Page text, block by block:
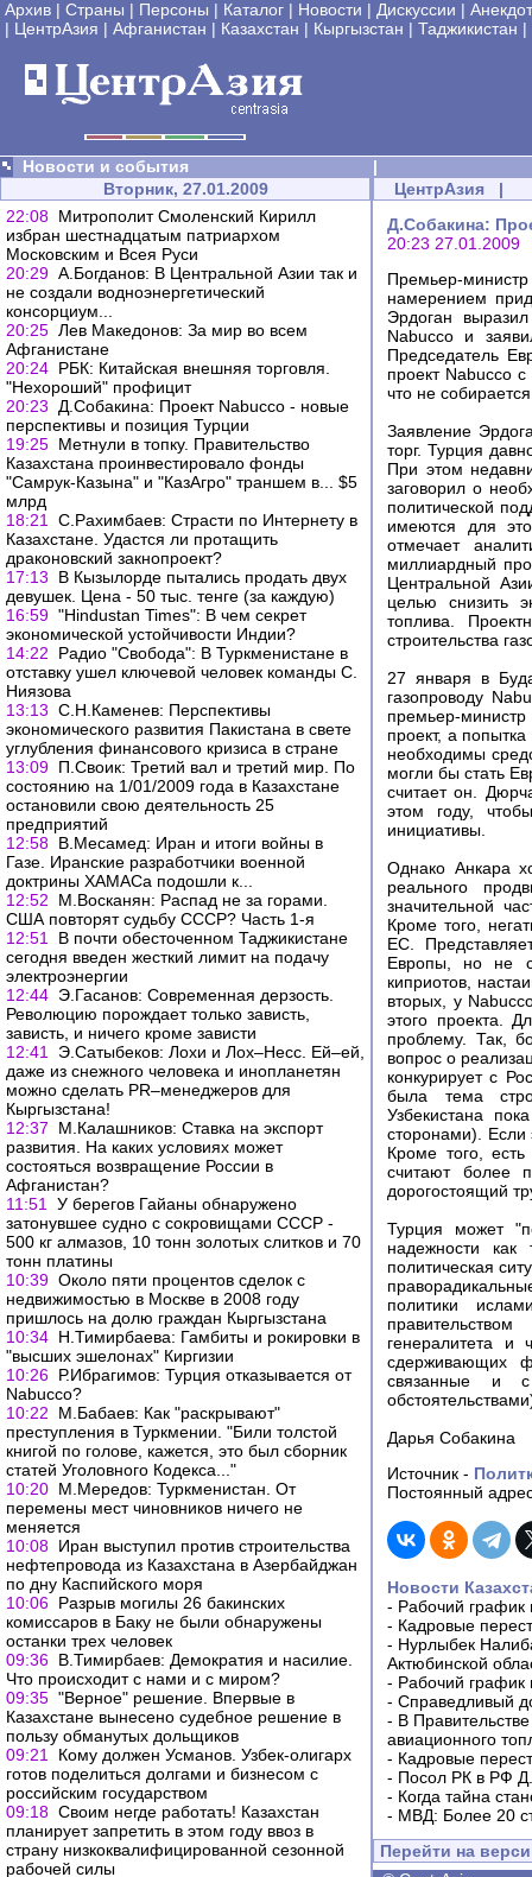
Архив | Страны | Персоны | Каталог | Новости | Дискуссии |
| ЦентрАзия | Афганистан | Казахстан | Кыргызстан | Таджикистан |
Новости и события
|
Вторник, 27.01.2009
22:08 Митрополит Смоленский Кирилл
избран шестнадцатым патриархом
Московским и Всея Руси
20:29 А.Богданов: В Центральной Азии так и
не создали водноэнергетический
консорциум...
20:25 Лев Македонов: За мир во всем
Афганистане
20:24 РБК: Китайская внешняя торговля.
"Нехороший" профицит
20:23
Д.Собакина: Проект Nabucco - новые
перспективы и позиция Турции
19:25 Метнули в топку. Правительство
Казахстана проинвестировало фонды
"Самрук-Казына" и "КазАгро" траншем в... $5
млрд
18:21
С.Рахимбаев: Страсти по Интернету в
Казахстане. Удастся ли протащить
драконовский закнопроект?
17:13
В Кызылорде пытались продать двух
девушек. Цена - 50 тыс. тенге (за каждую)
16:59 "Hindustan Times": В чем секрет
экономической устойчивости Индии?
14:22
Радио "Свобода": В Туркменистане в
отставку ушел ключевой человек команды С.
Ниязова
13:13 С.Н.Каменев: Перспективы
экономического развития Пакистана в свете
углубления финансового кризиса в стране
13:09 П.Своик: Третий вал и третий мир. По
состоянию на 1/01/2009 года в Казахстане
остановили свою деятельность 25
предприятий
12:58 В.Месамед: Иран и итоги войны в
Газе. Иранские разработчики военной
доктрины ХАМАСа подошли к...
12:52
М.Восканян: Распад не за горами.
США повторят судьбу СССР? Часть 1-я
12:51
В почти обесточенном Таджикистане
сегодня введен жесткий лимит на подачу
электроэнергии
12:44 Э.Гасанов: Современная дерзость.
Революцию порождает только зависть,
зависть, и ничего кроме зависти
12:41
Э.Сатыбеков: Лохи и Лох–Несс. Ей–ей,
даже из снежного человека и инопланетян
можно сделать PR–менеджеров для
Кыргызстана!
12:37
М.Калашников: Ставка на экспорт
развития. На каких условиях может
состояться возвращение России в
Афганистан?
11:51
У берегов Гайаны обнаружено
затонувшее судно с сокровищами СССР -
500 кг алмазов, 10 тонн золотых слитков и 70
тонн платины
10:39 Около пяти процентов сделок с
недвижимостью в Москве в 2008 году
пришлось на долю граждан Кыргызстана
10:34 Н.Тимирбаева: Гамбиты и рокировки в
"высших эшелонах" Киргизии
10:26 Р.Ибрагимов: Турция отказывается от
Nabucco?
10:22
М.Бабаев: Как "раскрывают"
преступления в Туркмении. "Били толстой
книгой по голове, кажется, это был сборник
статей Уголовного Кодекса..."
10:20 М.Мередов: Туркменистан. От
перемены мест чиновников ничего не
меняется
10:08 Иран выступил против строительства
нефтепровода из Казахстана в Азербайджан
по дну Каспийского моря
10:06 Разрыв могилы 26 бакинских
комиссаров в Баку не были обнаружены
останки трех человек
09:36 В.Тимирбаев: Демократия и насилие.
Что происходит с нами и с миром?
09:35 "Верное" решение. Впервые в
Казахстане вынесено судебное решение в
пользу обманутых дольщиков
09:21
Кому должен Усманов. Узбек-олигарх
готов поделиться долгами и бизнесом с
российским государством
09:18 Своим негде работать! Казахстан
планирует запретить в этом году ввоз в
страну низкоквалифицированной сезонной
рабочей силы
ЦентрАзия |
Д.Собакина:
20:23 27.01.2009
Премьер-
намерением
Эрдоган
Nabucco и
Председатель
проект Nabucco
что не
Заявление
торг. Турция
При этом
заговорил о
политической
имеются для
отмечает
миллиардный
Центральной
целью снизить
топлива.
строительства
27 января в
газопроводу
премьер-
проект, а
необходимы
могли бы стать
считает он.
этом году,
инициативы.
Однако Анкара
реального
значительной
Кроме того,
ЕС.
Европы, но не
киприотов,
вторых, у
этого проекта.
проблему. Так,
вопрос о
конкурирует с
была тема
Узбекистана
сторонами). Если
Кроме того,
считают более
дорогостоящий
Турция может
надежности как
политическая
политики
генералитета и
сдерживающих
связанные и с
Дарья Собакина
Источник -
Постоянный
Новости
- Рабочий график
- Кадровые
- Нурлыбек
Актюбинской
- Рабочий график
- Справедливый
- В
авиационного
- Кадровые
- Посол РК в РФ
- Когда тайна
- МВД: Более 20
Перейти на